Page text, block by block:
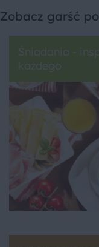
Zobacz garść
Śniadania -
każdego